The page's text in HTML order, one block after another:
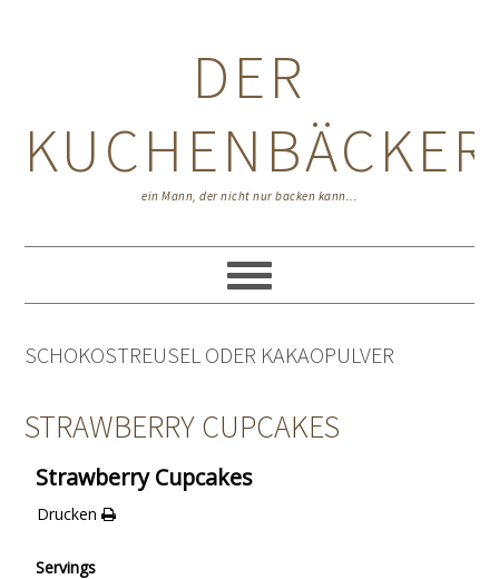
DER
KUCHENBÄCKER
ein Mann, der nicht nur backen kann...
SCHOKOSTREUSEL ODER KAKAOPULVER
STRAWBERRY CUPCAKES
Strawberry Cupcakes
Drucken
Servings